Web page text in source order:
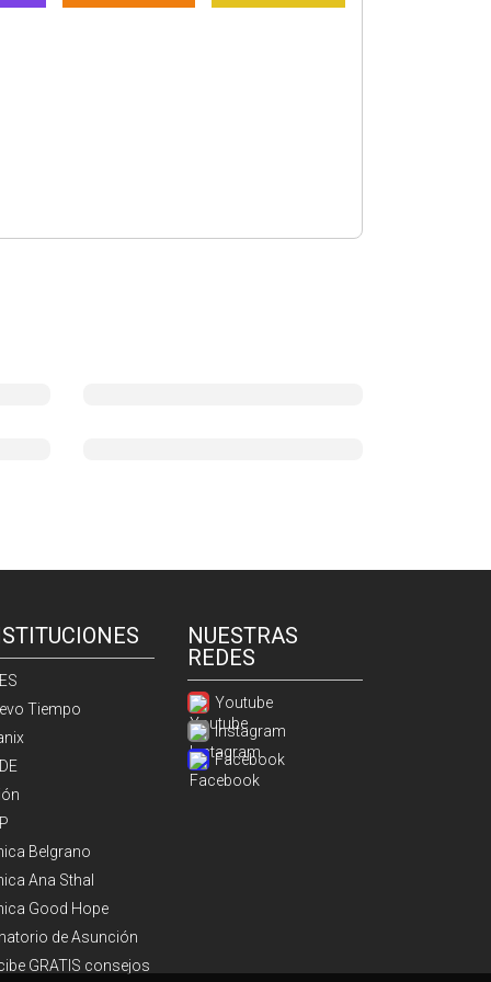
Tiempo
Belgrano
Ana Sthal
Good Hope
de Asunción
GRATIS consejos
NUESTRAS
REDES
Youtube
Instagram
Facebook